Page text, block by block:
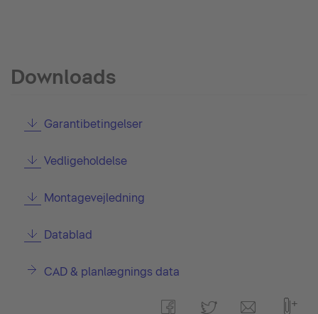
Downloads
Garantibetingelser
Vedligeholdelse
Montagevejledning
Datablad
CAD & planlægnings data